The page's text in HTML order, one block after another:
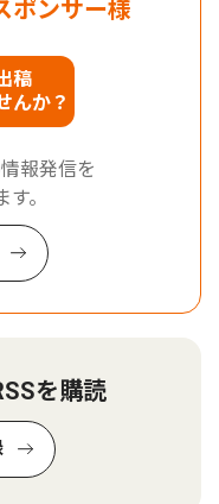
ポンサー様
稿
んか？
報発信を
。
を購読